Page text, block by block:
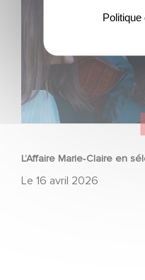
L’Affaire Marie‑Claire en
Le 16 avril 2026
Politique